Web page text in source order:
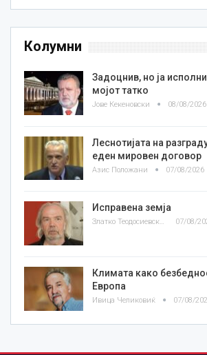
Колумни
Задоцнив, но ја
мојот татко
Јове Кекеновски 08/08/2026
Леснотијата на
еден мировен договор
Азис Положани 07/08/2026
Исправена земја
Златко Теодосиевски 07/08/
Климата како
Европа
Ивица Челиковиќ 07/08/